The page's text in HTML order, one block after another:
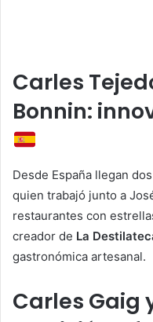
Carles
Bonnin:
Desde España llegan
quien trabajó junto a
restaurantes con
creador de La
gastronómica artesanal.
Carles Gaig